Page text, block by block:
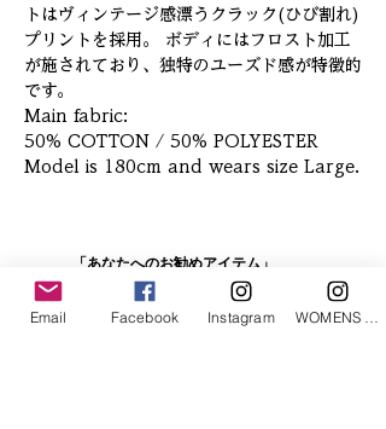
トはヴィンテージ感漂うクラック(ひび割れ)
プリントを採用。 ボディにはフロスト加工
が施されており、独特のユーズド感が特徴的
です。
Main fabric:
50% COTTON / 50% POLYESTER
Model is 180cm and wears size Large.
「あなたへのお勧めアイテム」
Email Facebook Instagram